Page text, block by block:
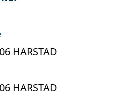
HARSTAD
HARSTAD